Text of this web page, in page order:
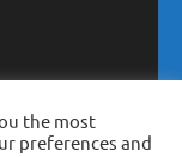
the most
preferences and